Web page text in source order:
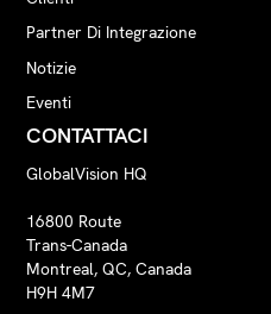
Partner Di Integrazione
Notizie
Eventi
CONTATTACI
GlobalVision HQ
16800 Route
Trans-Canada
Montreal, QC, Canada
H9H 4M7